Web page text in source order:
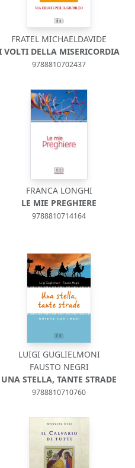
FRATEL MICHAELDAVIDE
VOLTI DELLA MISERICORDIA
9788810702437
FRANCA LONGHI
LE MIE PREGHIERE
9788810714164
LUIGI GUGLIELMONI
FAUSTO NEGRI
UNA STELLA, TANTE STRADE
9788810710760